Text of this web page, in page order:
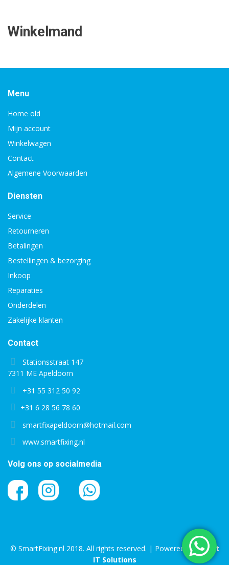
Winkelmand
Menu
Home old
Mijn account
Winkelwagen
Contact
Algemene Voorwaarden
Diensten
Service
Retourneren
Betalingen
Bestellingen & bezorging
Inkoop
Reparaties
Onderdelen
Zakelijke klanten
Contact
Stationsstraat 147
7311 ME Apeldoorn
+31 55 312 50 92
+31 6 28 56 78 60
smartfixapeldoorn@hotmail.com
www.smartfixing.nl
Volg ons op socialmedia
© SmartFixing.nl 2018. All rights reserved. | Powered byBright
IT Solutions